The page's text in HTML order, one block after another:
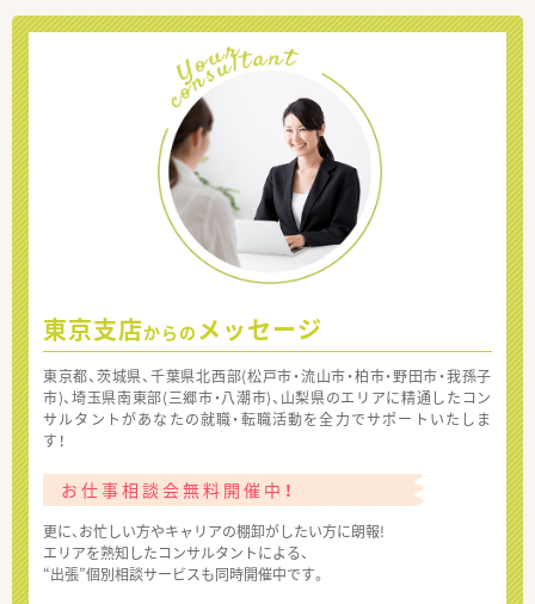
東京支店からの メッセージ
東京都、茨城県、千葉県北西部(松戸市・流山市・柏市・野田市・我孫子
市)、埼玉県南東部(三郷市・八潮市)、山梨県のエリアに精通したコン
サルタントがあなたの就職・転職活動を全力でサポートいたしま
す！
お仕事相談会無料開催中！
更に、お忙しい方やキャリアの棚卸がしたい方に朗報!
エリアを熟知したコンサルタントによる、
“出張”個別相談サービスも同時開催中です。